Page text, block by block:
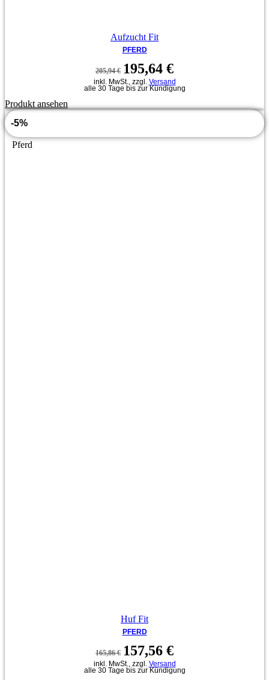
Aufzucht Fit
PFERD
205,94€
Ursprünglicher
Preis
war:
195,64 €Aktueller
Preis
ist:
inkl. MwSt., zzgl. Versand
alle 30 Tage bis zur Kündigung
Produkt ansehen
-5%
Pferd
Huf Fit
PFERD
165,86€
Ursprünglicher
Preis
war:
157,56 €Aktueller
Preis
ist:
inkl. MwSt., zzgl. Versand
alle 30 Tage bis zur Kündigung